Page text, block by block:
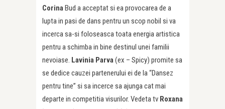
CorinaBud a acceptat si ea provocarea de a
lupta in pasi de dans pentru un scop nobil si va
incerca sa-si foloseasca toata energia artistica
pentru a schimba in bine destinul unei familii
nevoiase. Lavinia Parva(ex – Spicy) promite sa
se dedice cauzei partenerului ei de la “Dansez
pentru tine” si sa incerce sa ajunga cat mai
departe in competitia visurilor. Vedeta tv Roxana